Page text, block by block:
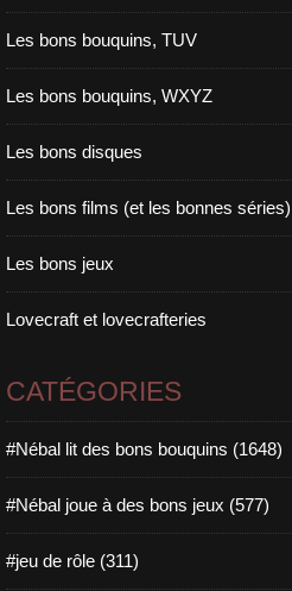
Les bons bouquins, TUV
Les bons bouquins, WXYZ
Les bons disques
Les bons films (et les bonnes séries)
Les bons jeux
Lovecraft et lovecrafteries
CATÉGORIES
#Nébal lit des bons bouquins (1648)
#Nébal joue à des bons jeux (577)
#jeu de rôle (311)